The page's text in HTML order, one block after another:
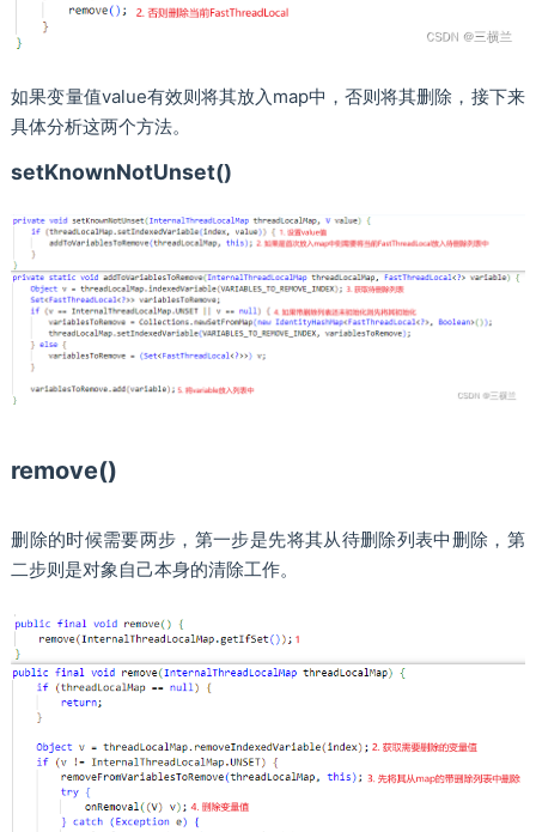
如果变量值value有效则将其放入map中，否则将其删除，接下来
具体分析这两个方法。
setKnownNotUnset()
remove()
删除的时候需要两步，第一步是先将其从待删除列表中删除，第
二步则是对象自己本身的清除工作。